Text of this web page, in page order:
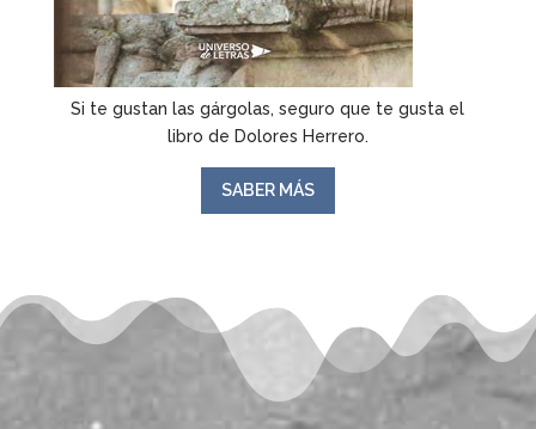
Si te gustan las gárgolas, seguro que te gusta el
libro de Dolores Herrero.
SABER MÁS